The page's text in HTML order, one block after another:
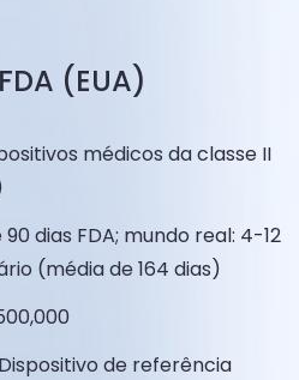
(EUA)
médicos da classe II
dias FDA; mundo real: 4-12
(média de 164 dias)
de referência